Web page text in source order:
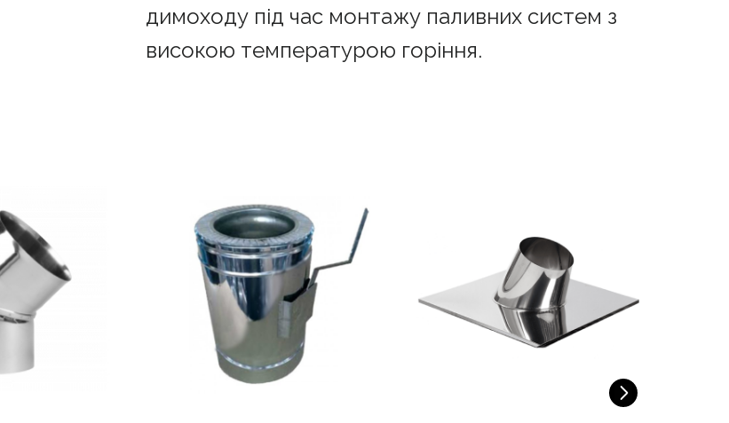
димоходу під час монтажу паливних систем з
високою температурою горіння.